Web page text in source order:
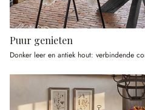
Puur genieten
Donker leer en antiek hout: verbindende